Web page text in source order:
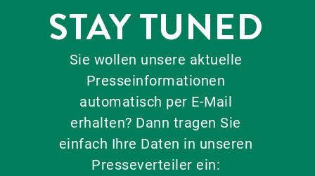
STAY TUNED
Sie wollen unsere aktuelle
Presseinformationen
automatisch per E-Mail
erhalten? Dann tragen Sie
einfach Ihre Daten in unseren
Presseverteiler ein: